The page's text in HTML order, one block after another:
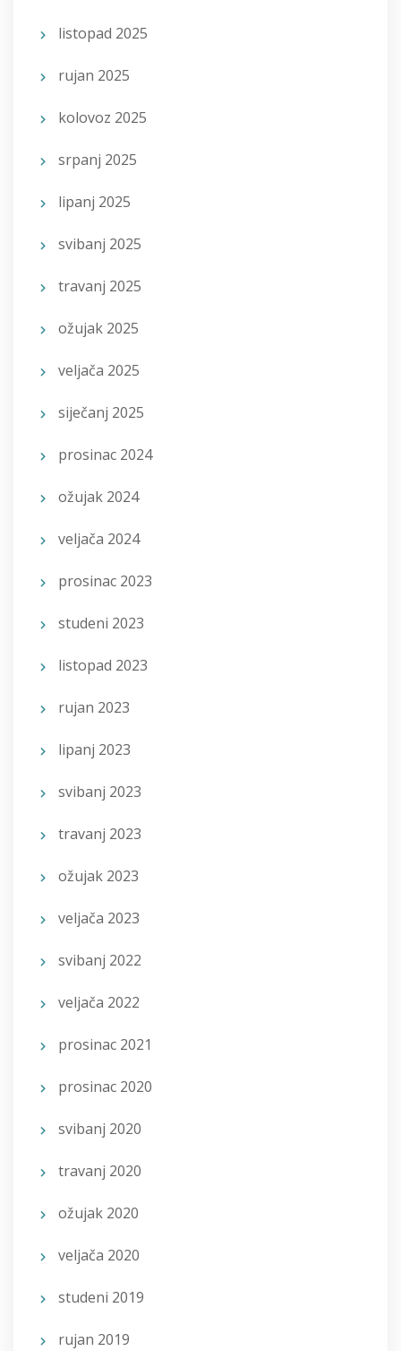
listopad 2025
rujan 2025
kolovoz 2025
srpanj 2025
lipanj 2025
svibanj 2025
travanj 2025
ožujak 2025
veljača 2025
siječanj 2025
prosinac 2024
ožujak 2024
veljača 2024
prosinac 2023
studeni 2023
listopad 2023
rujan 2023
lipanj 2023
svibanj 2023
travanj 2023
ožujak 2023
veljača 2023
svibanj 2022
veljača 2022
prosinac 2021
prosinac 2020
svibanj 2020
travanj 2020
ožujak 2020
veljača 2020
studeni 2019
rujan 2019